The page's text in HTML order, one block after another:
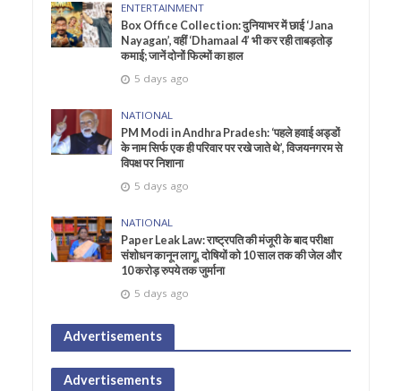
ENTERTAINMENT
Box Office Collection: दुनियाभर में छाई ‘Jana
Nayagan’, वहीं ‘Dhamaal 4’ भी कर रही ताबड़तोड़
कमाई; जानें दोनों फिल्मों का हाल
5 days ago
NATIONAL
PM Modi in Andhra Pradesh: ‘पहले हवाई अड्डों
के नाम सिर्फ एक ही परिवार पर रखे जाते थे’, विजयनगरम से
विपक्ष पर निशाना
5 days ago
NATIONAL
Paper Leak Law: राष्ट्रपति की मंजूरी के बाद परीक्षा
संशोधन कानून लागू, दोषियों को 10 साल तक की जेल और
10 करोड़ रुपये तक जुर्माना
5 days ago
Advertisements
Advertisements